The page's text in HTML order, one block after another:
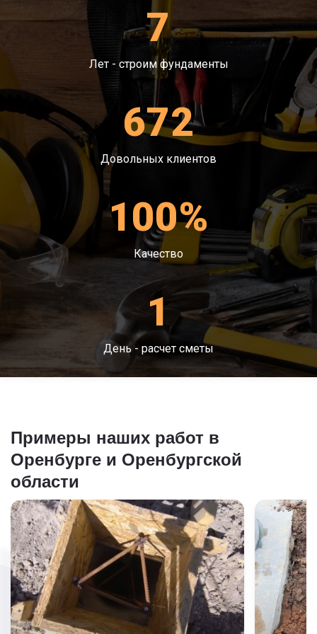
Проверка качества.
7
Лет - строим фундаменты
672
Довольных клиентов
100%
Качество
1
День - расчет сметы
Примеры наших работ в
Оренбурге и Оренбургской
области